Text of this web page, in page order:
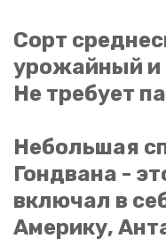
Сорт
урожайный и
Не требует
Небольшая
Гондвана -
включал в
Америку,